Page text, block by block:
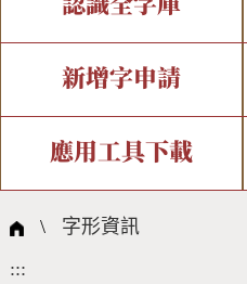
認識全字庫
全字庫介紹
中文碼介紹
國際字碼相關組織
IDS查詢
複合查詢
筆畫查詢
新增字申請
新字申請處理流程
字形即時顯示
全字庫授權
應用工具下載
個人電腦造字處理工具
問題集
\ 字形資訊
:::